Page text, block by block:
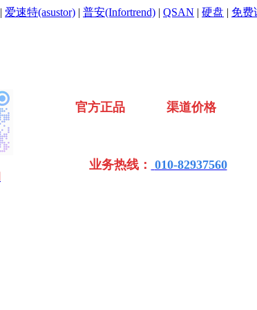
| 爱速特(asustor) | 普安(Infortrend) | QSAN | 硬盘 | 免费
官方正品 渠道价格 全
业务热线： 010-82937560